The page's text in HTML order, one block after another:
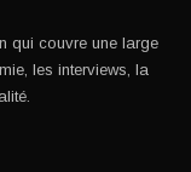
qui couvre une large
les interviews, la